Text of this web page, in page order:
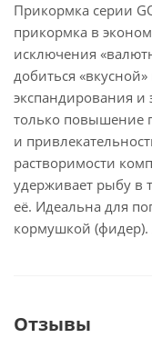
Прикормка серии
прикормка в
исключения
добиться
экспандирования и
только повышение
и
растворимости
удерживает рыбу в
её. Идеальна для
кормушкой (фидер).
Отзывы